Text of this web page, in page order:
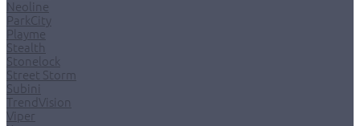
Neoline
ParkCity
Playme
Stealth
Stonelock
Street Storm
Subini
TrendVision
Viper